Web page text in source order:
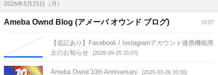
2026年5月25日（月）
15:07
Ameba Ownd Blog (アメーバ オウンド ブログ)
【追記あり】Facebook / Instagramアカウント連携機能廃
止のお知らせ
[2026-05-25 15:07]
Ameba Ownd 10th Anniversary [2025-03-26 10:30]